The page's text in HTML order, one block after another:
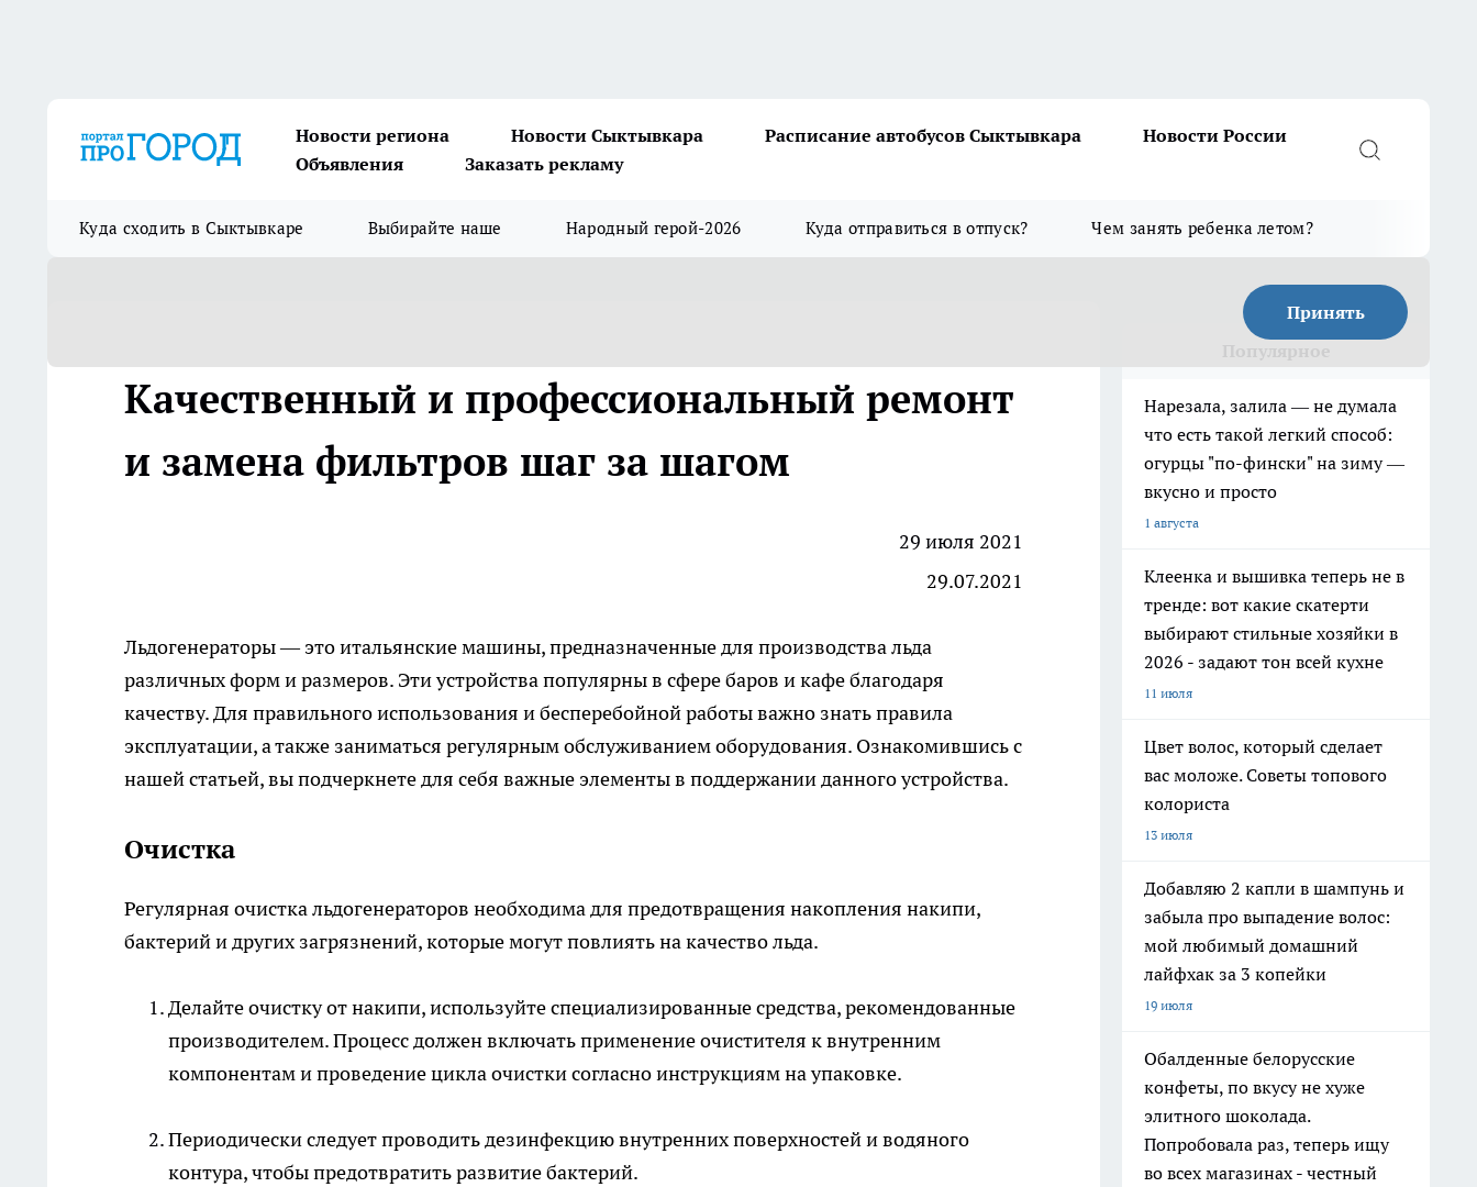
Новости региона Новости Сыктывкара Расписание автобусов Сыктывкара
Новости России
Объявления
Заказать рекламу
Куда сходить в Сыктывкаре Выбирайте наше Народный герой-2026 Куда отправиться в отпуск? Чем занять ребенка летом?
Принять
Качественный и профессиональный ремонт
и замена фильтров шаг за шагом
29 июля 2021
29.07.2021
Льдогенераторы — это итальянские машины, предназначенные для производства льда
различных форм и размеров. Эти устройства популярны в сфере баров и кафе благодаря
качеству. Для правильного использования и бесперебойной работы важно знать правила
эксплуатации, а также заниматься регулярным обслуживанием оборудования. Ознакомившись с
нашей статьей, вы подчеркнете для себя важные элементы в поддержании данного устройства.
Очистка
Регулярная очистка льдогенераторов необходима для предотвращения накопления накипи,
бактерий и других загрязнений, которые могут повлиять на качество льда.
Делайте очистку от накипи, используйте специализированные средства, рекомендованные
производителем. Процесс должен включать применение очистителя к внутренним
компонентам и проведение цикла очистки согласно инструкциям на упаковке.
Периодически следует проводить дезинфекцию внутренних поверхностей и водяного
контура, чтобы предотвратить развитие бактерий.
Нарезала, залила — не думала
что есть такой легкий способ:
огурцы "по-фински" на зиму —
вкусно и просто
1 августа
Клеенка и вышивка теперь не в
тренде: вот какие скатерти
выбирают стильные хозяйки в
2026 - задают тон всей кухне
11 июля
Цвет волос, который сделает
вас моложе. Советы топового
колориста
13 июля
Добавляю 2 капли в шампунь и
забыла про выпадение волос:
мой любимый домашний
лайфхак за 3 копейки
19 июля
Обалденные белорусские
конфеты, по вкусу не хуже
элитного шоколада.
Попробовала раз, теперь ищу
во всех магазинах - честный